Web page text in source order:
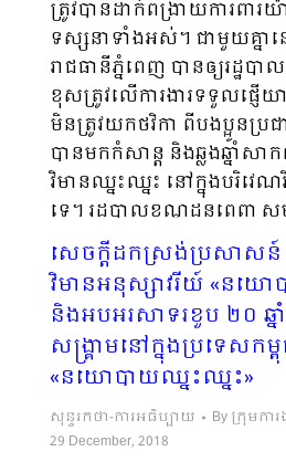
ត្រូវបានដាក់ពង្រាយការពារ
ទស្សនាទាំងអស់។ ជាមួយគ្ន
រាជធានីភ្នំពេញ បានឲ្យរដ្ឋ
ខុសត្រូវលើការងារទទួលផ្ញើ
មិនត្រូវយកថវិកា ពីបងប្អូនប្រ
បានមកកំសាន្ត និងឆ្លងឆ្នាំស
វិមានឈ្នះឈ្នះ នៅក្នុងបរិវេ
ទេ។ រដ្ឋបាលខណ្ឌដូនពេញ សូ
ប្រជាពលរដ្ឋទាំងអស់ អញ្ជើញ
ចូលរួមឆ្លងឆ្នាំសាកល រាប់ថយ
បានច្រើនកុះករ រយៈពេល០៣ថ្
សេចក្តីដកស្រង់ប្រសាសន៍
វិមានអនុស្សាវរីយ៍ «នយោ
និងអបអរសាទរខួប ២០ ឆ្នាំ
សង្គ្រាមនៅក្នុងប្រទេសកម្
«នយោបាយឈ្នះឈ្នះ»
សុន្ទរកថា-ការអធិប្បាយ By ក្រុមការ
29 December, 2018